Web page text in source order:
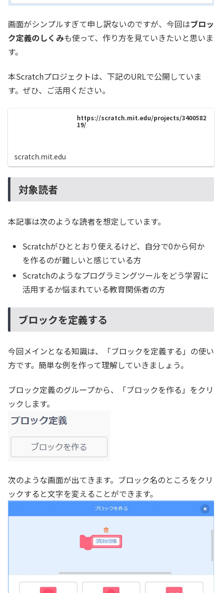
画面がシンプルすぎて申し訳ないのですが、今回はブロッ
ク定義のしくみも使って、作り方を見ていきたいと思いま
す。
本Scratchプロジェクトは、下記のURLで公開していま
す。ぜひ、ご活用ください。
https://scratch.mit.edu/projects/3400582
19/
scratch.mit.edu
対象読者
本記事は次のような読者を想定しています。
Scratchがひととおり使えるけど、自分で0から何か
を作るのが難しいと感じている方
Scratchのようなプログラミングツールをどう学習に
活用するか悩まれている教育関係者の方
ブロックを定義する
今回メインとなる知識は、「ブロックを定義する」の使い
方です。簡単な例を作って理解していきましょう。
ブロック定義のグループから、「ブロックを作る」をクリ
ックします。
次のような画面が出てきます。ブロック名のところをクリ
ックすると文字を変えることができます。